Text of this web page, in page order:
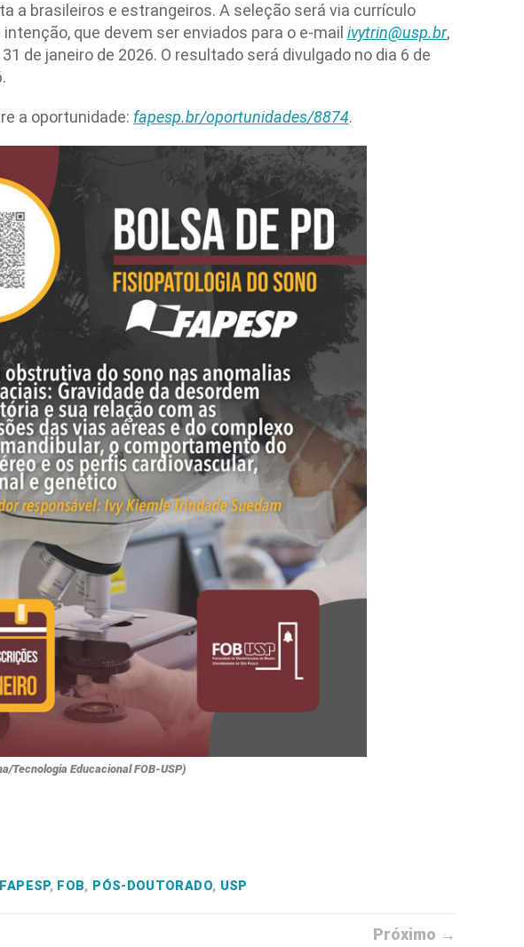
a brasileiros e estrangeiros. A seleção será via currículo
que devem ser enviados para o e-mail ivytrin@usp.br,
de janeiro de 2026. O resultado será divulgado no dia 6 de
a oportunidade: fapesp.br/oportunidades/8874.
Tecnologia Educacional FOB-USP)
FAPESP, FOB, PÓS-DOUTORADO, USP
Próximo →